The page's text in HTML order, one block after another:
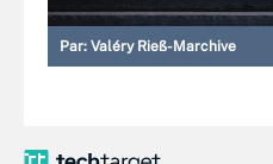
Par: Valéry Rieß-Marchive